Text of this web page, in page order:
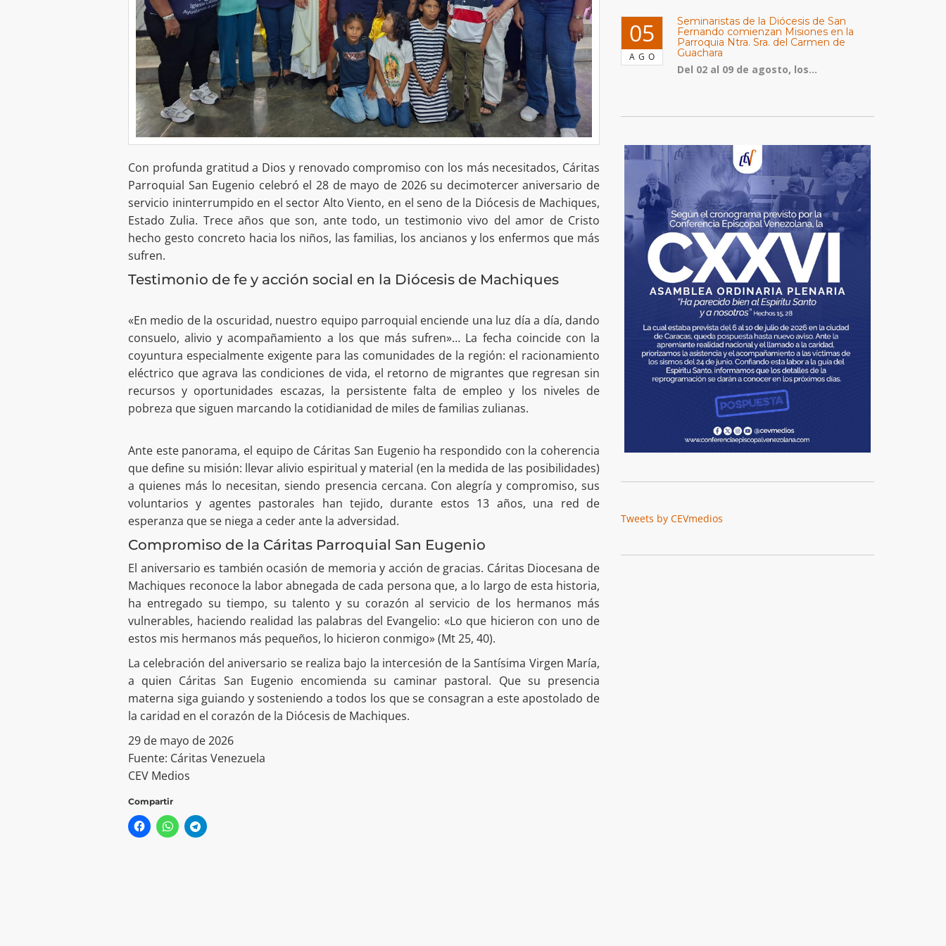
Con profunda gratitud a Dios y renovado compromiso con los más necesitados, Cáritas
Parroquial San Eugenio celebró el 28 de mayo de 2026 su decimotercer aniversario de
servicio ininterrumpido en el sector Alto Viento, en el seno de la Diócesis de Machiques,
Estado Zulia. Trece años que son, ante todo, un testimonio vivo del amor de Cristo
hecho gesto concreto hacia los niños, las familias, los ancianos y los enfermos que más
sufren.
Testimonio de fe y acción social en la Diócesis de Machiques
«En medio de la oscuridad, nuestro equipo parroquial enciende una luz día a día, dando
consuelo, alivio y acompañamiento a los que más sufren»… La fecha coincide con la
coyuntura especialmente exigente para las comunidades de la región: el racionamiento
eléctrico que agrava las condiciones de vida, el retorno de migrantes que regresan sin
recursos y oportunidades escazas, la persistente falta de empleo y los niveles de
pobreza que siguen marcando la cotidianidad de miles de familias zulianas.
Ante este panorama, el equipo de Cáritas San Eugenio ha respondido con la coherencia
que define su misión: llevar alivio espiritual y material (en la medida de las posibilidades)
a quienes más lo necesitan, siendo presencia cercana. Con alegría y compromiso, sus
voluntarios y agentes pastorales han tejido, durante estos 13 años, una red de
esperanza que se niega a ceder ante la adversidad.
Compromiso de la Cáritas Parroquial San Eugenio
El aniversario es también ocasión de memoria y acción de gracias. Cáritas Diocesana de
Machiques reconoce la labor abnegada de cada persona que, a lo largo de esta historia,
ha entregado su tiempo, su talento y su corazón al servicio de los hermanos más
vulnerables, haciendo realidad las palabras del Evangelio: «Lo que hicieron con uno de
estos mis hermanos más pequeños, lo hicieron conmigo» (Mt 25, 40).
La celebración del aniversario se realiza bajo la intercesión de la Santísima Virgen María,
a quien Cáritas San Eugenio encomienda su caminar pastoral. Que su presencia
materna siga guiando y sosteniendo a todos los que se consagran a este apostolado de
la caridad en el corazón de la Diócesis de Machiques.
29 de mayo de 2026
Fuente: Cáritas Venezuela
CEV Medios
Compartir
05
AGO
Seminaristas de la Diócesis de San
Fernando comienzan Misiones en la
Parroquia Ntra. Sra. del Carmen de
Guachara
Del 02 al 09 de agosto, los...
Tweets by CEVmedios